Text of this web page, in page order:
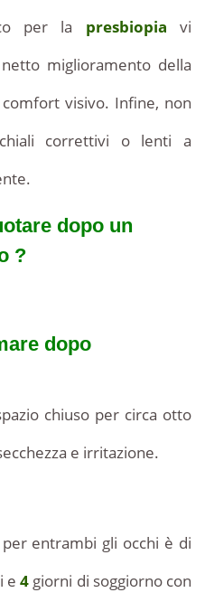
per la presbiopia vi
miglioramento della
visivo. Infine, non
correttivi o lenti a
dopo un
?
dopo
chiuso per circa otto
e irritazione.
entrambi gli occhi è di
e4 giorni di soggiorno con